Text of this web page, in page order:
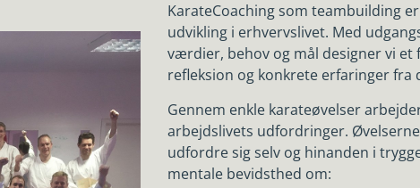
KarateCoaching som teambuilding
udvikling i erhvervslivet. Med
værdier, behov og mål designer vi
refleksion og konkrete erfaringer fra
Gennem enkle karateøvelser
arbejdslivets udfordringer.
udfordre sig selv og hinanden i
mentale bevidsthed om: